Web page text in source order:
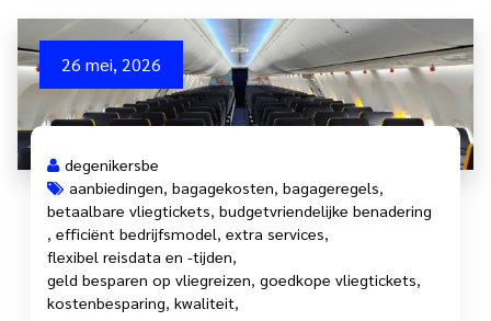
26 mei, 2026
degenikersbe
aanbiedingen, bagagekosten, bagageregels,
betaalbare vliegtickets, budgetvriendelijke benadering
, efficiënt bedrijfsmodel, extra services,
flexibel reisdata en -tijden,
geld besparen op vliegreizen, goedkope vliegtickets,
kostenbesparing, kwaliteit,